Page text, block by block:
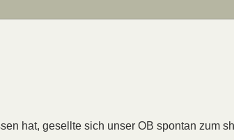
hat, gesellte sich unser OB spontan zum